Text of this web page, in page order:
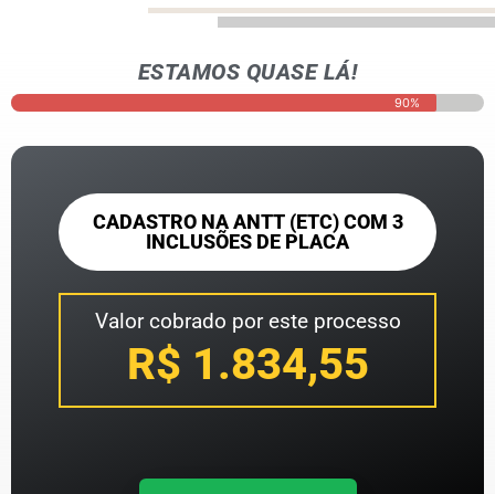
ESTAMOS QUASE LÁ!
90%
CADASTRO NA ANTT (ETC) COM 3
INCLUSÕES DE PLACA
Valor cobrado por este processo
R$ 1.834,55